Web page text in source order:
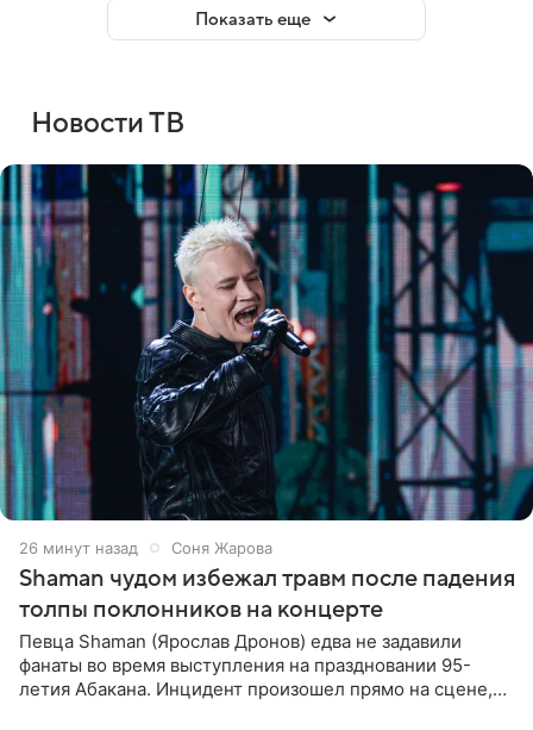
Показать еще
Новости ТВ
26 минут назад Соня Жарова
Shaman чудом избежал травм после падения
толпы поклонников на концерте
Певца Shaman (Ярослав Дронов) едва не задавили
фанаты во время выступления на праздновании 95-
летия Абакана. Инцидент произошел прямо на сцене,